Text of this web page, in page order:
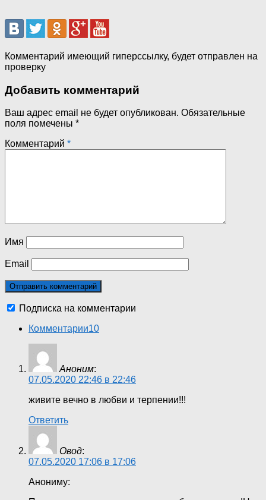
Комментарий имеющий гиперссылку, будет отправлен на
проверку
Добавить комментарий
Ваш адрес email не будет опубликован. Обязательные
поля помечены *
Комментарий *
Имя
Email
Подписка на комментарии
Комментарии10
Аноним:
07.05.2020 22:46 в 22:46
живите вечно в любви и терпении!!!
Ответить
Овод:
07.05.2020 17:06 в 17:06
Анониму: